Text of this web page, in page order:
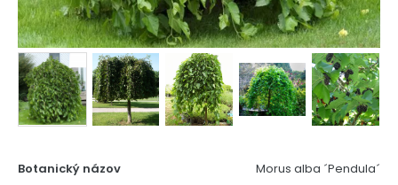
Botanický názov
Morus alba ´Pendula´